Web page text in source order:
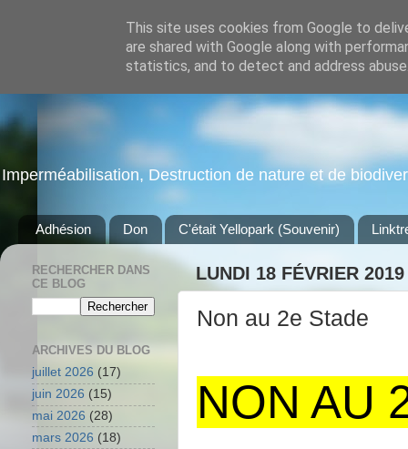
Imperméabilisation, Destruction de nature et de
Adhésion Don C'était Yellopark (Souvenir)
LUNDI 18 FÉVRIER 2019
Non au 2e Stade
NON AU
RECHERCHER DANS
CE BLOG
ARCHIVES DU BLOG
juillet 2026 (17)
juin 2026 (15)
mai 2026 (28)
mars 2026 (18)
This site uses cookies from Google to
are shared with Google along with
statistics, and to detect and address